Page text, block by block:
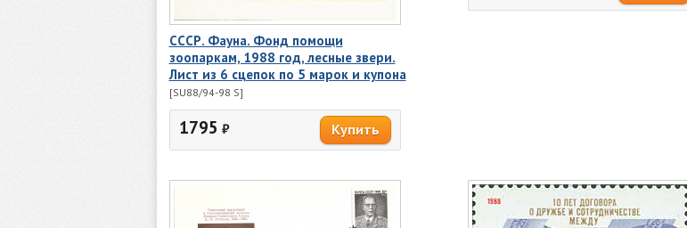
СССР. Фауна. Фонд помощи
зоопаркам, 1988 год, лесные звери.
Лист из 6 сцепок по 5 марок и купона
[SU88/94-98 S]
1795 ₽